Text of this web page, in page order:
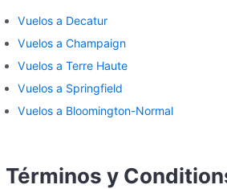
Vuelos a Decatur
Vuelos a Champaign
Vuelos a Terre Haute
Vuelos a Springfield
Vuelos a Bloomington-Normal
Términos y